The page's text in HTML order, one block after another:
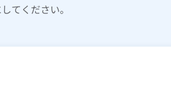
てください。